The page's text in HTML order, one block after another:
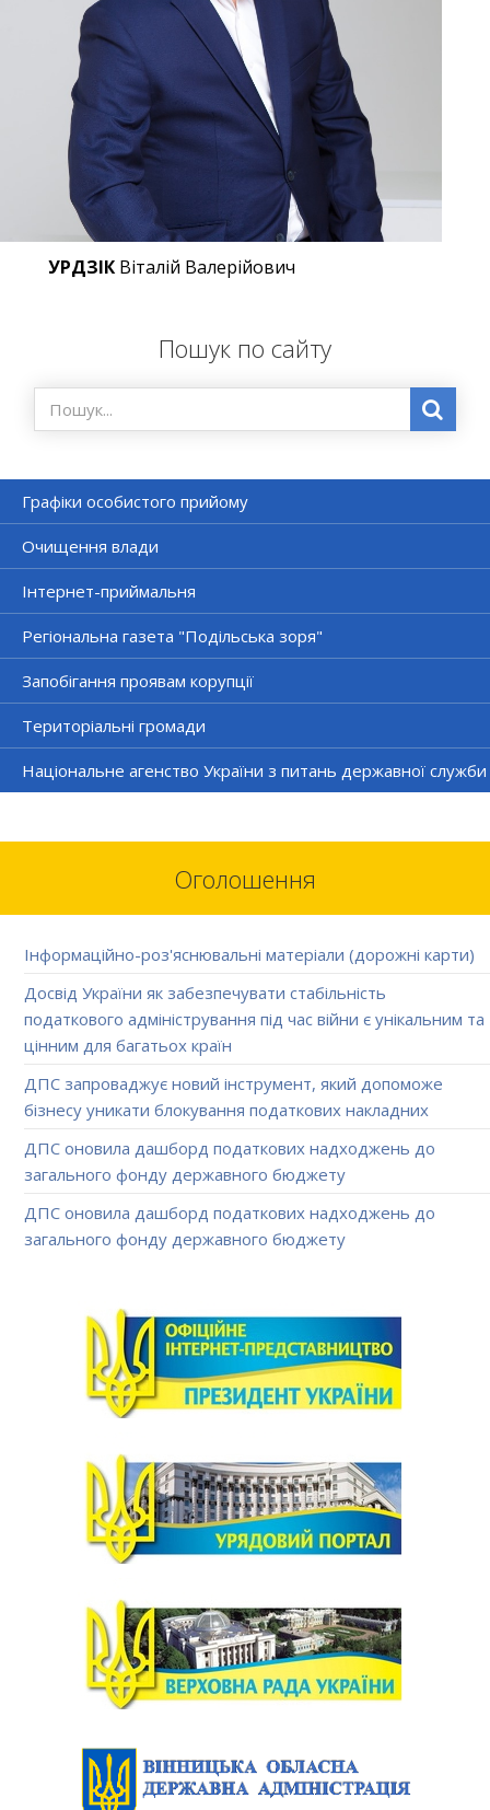
УРДЗІК Віталій Валерійович
Пошук по сайту
Графіки особистого прийому
Очищення влади
Інтернет-приймальня
Регіональна газета "Подільська зоря"
Запобігання проявам корупції
Територіальні громади
Національне агенство України з питань державної служби
Оголошення
Інформаційно-роз'яснювальні матеріали (дорожні карти)
Досвід України як забезпечувати стабільність
податкового адміністрування під час війни є унікальним та
цінним для багатьох країн
ДПС запроваджує новий інструмент, який допоможе
бізнесу уникати блокування податкових накладних
ДПС оновила дашборд податкових надходжень до
загального фонду державного бюджету
ДПС оновила дашборд податкових надходжень до
загального фонду державного бюджету